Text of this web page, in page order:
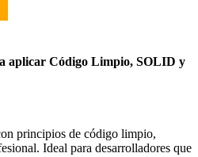
aplicar Código Limpio, SOLID y
principios de código limpio,
Ideal para desarrolladores que